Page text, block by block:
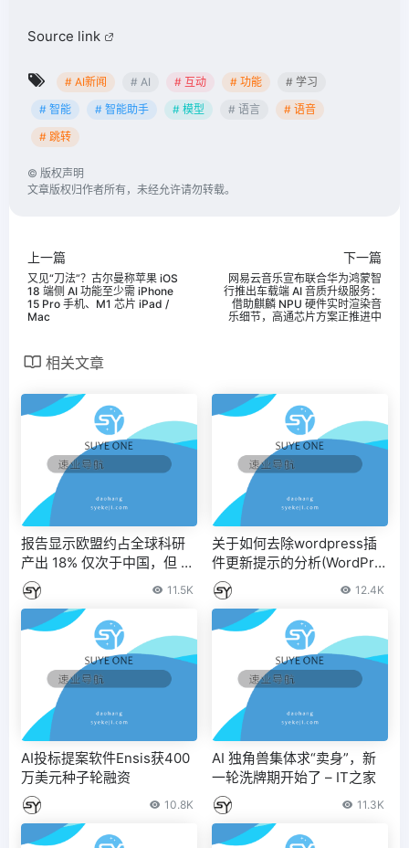
Source link
# AI新闻 # AI # 互动 # 功能
# 学习
# 智能
# 智能助手 # 模型 # 语言
# 语音
# 跳转
© 版权声明
文章版权归作者所有，未经允许请勿转载。
上一篇
又见“刀法”？古尔曼称苹果 iOS
18 端侧 AI 功能至少需 iPhone
15 Pro 手机、M1 芯片 iPad /
Mac
下一篇
网易云音乐宣布联合华为鸿蒙智
行推出车载端 AI 音质升级服务：
借助麒麟 NPU 硬件实时渲染音
乐细节，高通芯片方案正推进中
相关文章
报告显示欧盟约占全球科研
产出 18% 仅次于中国，但 AI
等领域仍有提升空间
11.5K
关于如何去除wordpress插
件更新提示的分析(WordPre
ss禁止更新插件)
12.4K
AI投标提案软件Ensis获400
万美元种子轮融资
10.8K
AI 独角兽集体求“卖身”，新
一轮洗牌期开始了 – IT之家
11.3K